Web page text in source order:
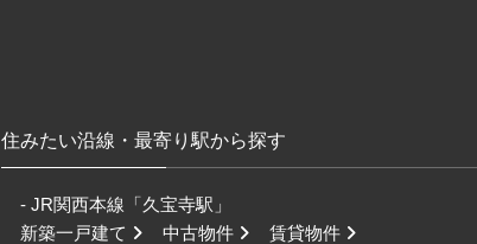
住みたい沿線・最寄り駅から探す
- JR関西本線「久宝寺駅」
新築一戸建て
中古物件 賃貸物件